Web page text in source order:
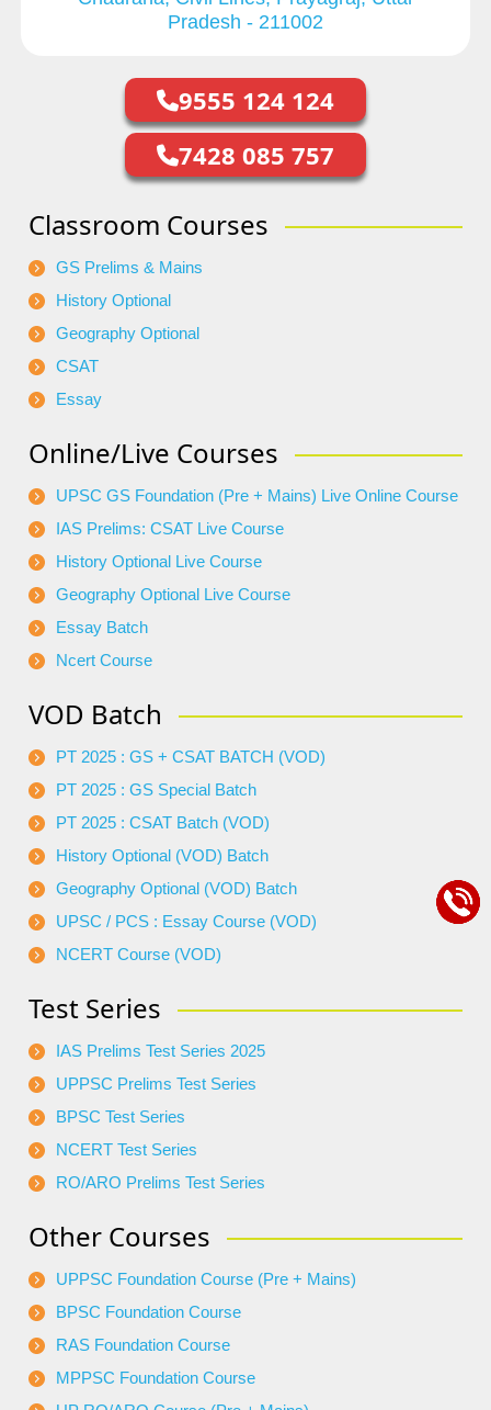
Pradesh - 211002
9555 124 124
7428 085 757
Classroom Courses
GS Prelims & Mains
History Optional
Geography Optional
CSAT
Essay
Online/Live Courses
UPSC GS Foundation (Pre + Mains) Live Online Course
IAS Prelims: CSAT Live Course
History Optional Live Course
Geography Optional Live Course
Essay Batch
Ncert Course
VOD Batch
PT 2025 : GS + CSAT BATCH (VOD)
PT 2025 : GS Special Batch
PT 2025 : CSAT Batch (VOD)
History Optional (VOD) Batch
Geography Optional (VOD) Batch
UPSC / PCS : Essay Course (VOD)
NCERT Course (VOD)
Test Series
IAS Prelims Test Series 2025
UPPSC Prelims Test Series
BPSC Test Series
NCERT Test Series
RO/ARO Prelims Test Series
Other Courses
UPPSC Foundation Course (Pre + Mains)
BPSC Foundation Course
RAS Foundation Course
MPPSC Foundation Course